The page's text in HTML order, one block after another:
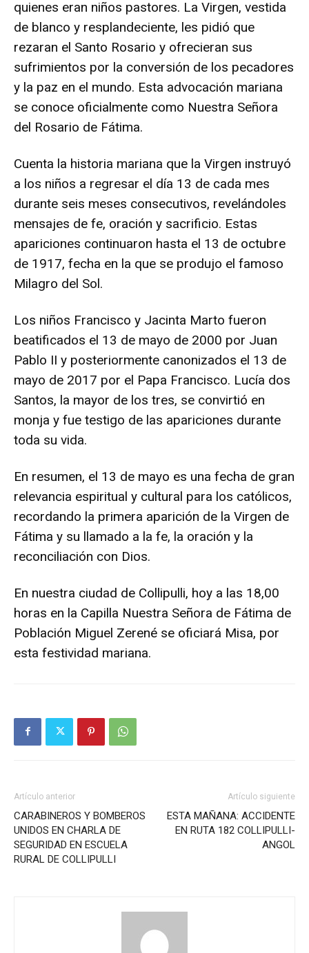
quienes eran niños pastores. La Virgen, vestida
de blanco y resplandeciente, les pidió que
rezaran el Santo Rosario y ofrecieran sus
sufrimientos por la conversión de los pecadores
y la paz en el mundo. Esta advocación mariana
se conoce oficialmente como Nuestra Señora
del Rosario de Fátima.
Cuenta la historia mariana que la Virgen instruyó
a los niños a regresar el día 13 de cada mes
durante seis meses consecutivos, revelándoles
mensajes de fe, oración y sacrificio. Estas
apariciones continuaron hasta el 13 de octubre
de 1917, fecha en la que se produjo el famoso
Milagro del Sol.
Los niños Francisco y Jacinta Marto fueron
beatificados el 13 de mayo de 2000 por Juan
Pablo II y posteriormente canonizados el 13 de
mayo de 2017 por el Papa Francisco. Lucía dos
Santos, la mayor de los tres, se convirtió en
monja y fue testigo de las apariciones durante
toda su vida.
En resumen, el 13 de mayo es una fecha de gran
relevancia espiritual y cultural para los católicos,
recordando la primera aparición de la Virgen de
Fátima y su llamado a la fe, la oración y la
reconciliación con Dios.
En nuestra ciudad de Collipulli, hoy a las 18,00
horas en la Capilla Nuestra Señora de Fátima de
Población Miguel Zerené se oficiará Misa, por
esta festividad mariana.
Artículo anterior
CARABINEROS Y BOMBEROS
UNIDOS EN CHARLA DE
SEGURIDAD EN ESCUELA
RURAL DE COLLIPULLI
Artículo siguiente
ESTA MAÑANA: ACCIDENTE
EN RUTA 182 COLLIPULLI-
ANGOL